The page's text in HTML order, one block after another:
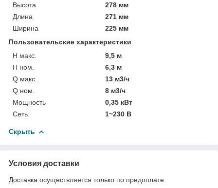
Высота
278 мм
Длина
271 мм
Ширина
225 мм
Пользовательские характеристики
H макс.
9,5 м
H ном.
6,3 м
Q макс.
13 м3/ч
Q ном.
8 м3/ч
Мощность
0,35 кВт
Сеть
1~230 В
Скрыть
Условия доставки
Доставка осуществляется только по предоплате.